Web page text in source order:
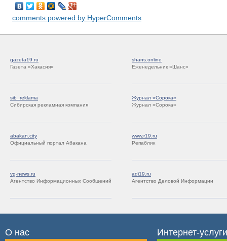
comments powered by HyperComments
gazeta19.ru
Газета «Хакасия»
shans.online
Еженедельник «Шанс»
sib_reklama
Сибирская рекламная компания
Журнал «Сорока»
Журнал «Сорока»
abakan.city
Официальный портал Абакана
www.r19.ru
Репаблик
vg-news.ru
Агентство Информационных Сообщений
adi19.ru
Агентство Деловой Информации
О нас Интернет-услуги